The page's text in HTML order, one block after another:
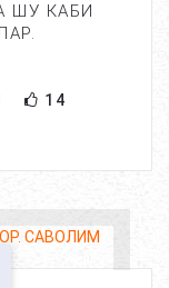
ШУ КАБИ
14